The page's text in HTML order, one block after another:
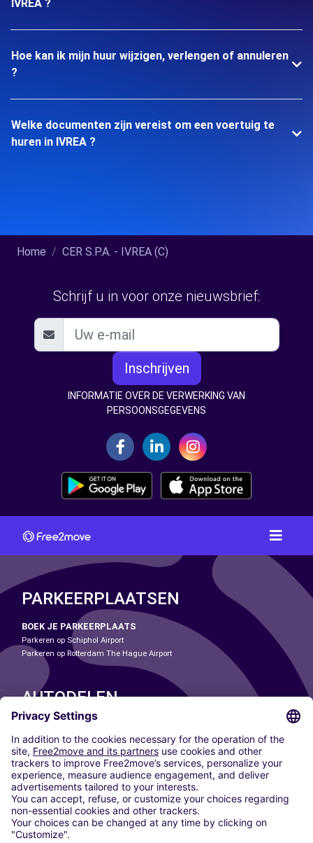
IVREA ?
Hoe kan ik mijn huur wijzigen, verlengen of annuleren
?
Welke documenten zijn vereist om een voertuig te
huren in IVREA ?
Home CER S.P.A. - IVREA (C)
Schrijf u in voor onze nieuwsbrief:
Inschrijven
INFORMATIE OVER DE VERWERKING VAN
PERSOONSGEGEVENS
PARKEERPLAATSEN
BOEK JE PARKEERPLAATS
Parkeren op Schiphol Airport
Parkeren op Rotterdam The Hague Airport
AUTODELEN
ONZE STEDEN
Paris
Madrid
Washington DC
Milaan
Rome
Turijn
Wenen
Berlijn